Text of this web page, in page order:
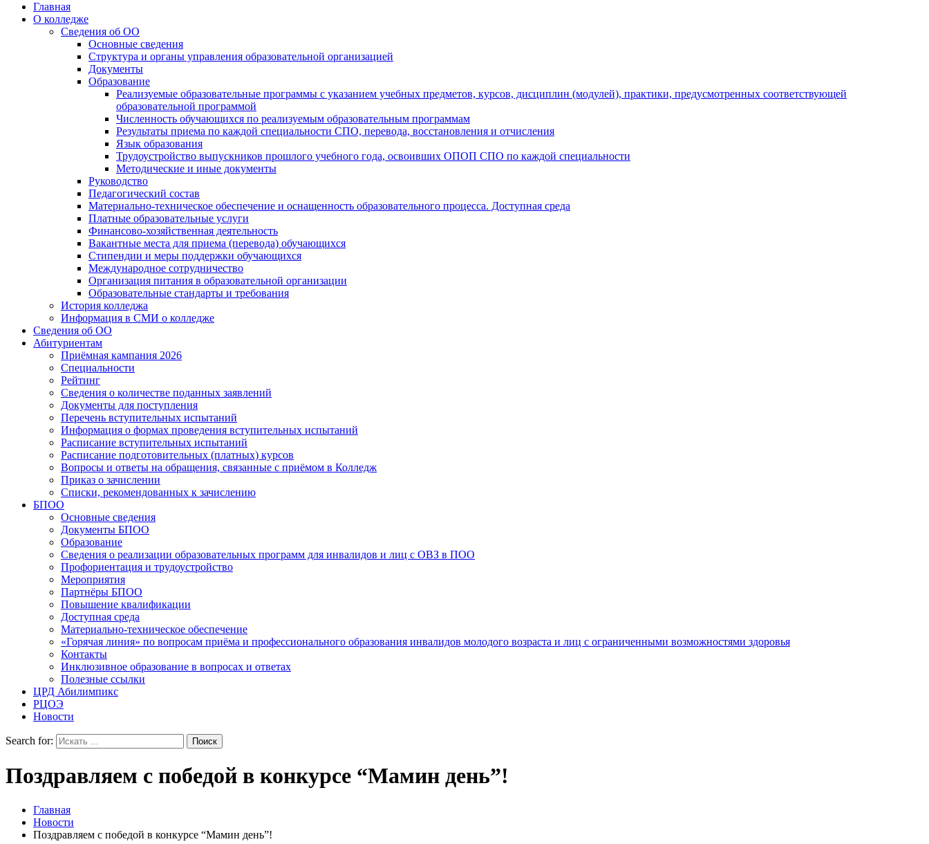
Главная
О колледже
Сведения об ОО
Основные сведения
Структура и органы управления образовательной организацией
Документы
Образование
Реализуемые образовательные программы с указанием учебных предметов, курсов, дисциплин (модулей), практики, предусмотренных соответствующей
образовательной программой
Численность обучающихся по реализуемым образовательным программам
Результаты приема по каждой специальности СПО, перевода, восстановления и отчисления
Язык образования
Трудоустройство выпускников прошлого учебного года, освоивших ОПОП СПО по каждой специальности
Методические и иные документы
Руководство
Педагогический состав
Материально-техническое обеспечение и оснащенность образовательного процесса. Доступная среда
Платные образовательные услуги
Финансово-хозяйственная деятельность
Вакантные места для приема (перевода) обучающихся
Стипендии и меры поддержки обучающихся
Международное сотрудничество
Организация питания в образовательной организации
Образовательные стандарты и требования
История колледжа
Информация в СМИ о колледже
Сведения об ОО
Абитуриентам
Приёмная кампания 2026
Специальности
Рейтинг
Сведения о количестве поданных заявлений
Документы для поступления
Перечень вступительных испытаний
Информация о формах проведения вступительных испытаний
Расписание вступительных испытаний
Расписание подготовительных (платных) курсов
Вопросы и ответы на обращения, связанные с приёмом в Колледж
Приказ о зачислении
Списки, рекомендованных к зачислению
БПОО
Основные сведения
Документы БПОО
Образование
Сведения о реализации образовательных программ для инвалидов и лиц с ОВЗ в ПОО
Профориентация и трудоустройство
Мероприятия
Партнёры БПОО
Повышение квалификации
Доступная среда
Материально-техническое обеспечение
«Горячая линия» по вопросам приёма и профессионального образования инвалидов молодого возраста и лиц с ограниченными возможностями здоровья
Контакты
Инклюзивное образование в вопросах и ответах
Полезные ссылки
ЦРД Абилимпикс
РЦОЭ
Новости
Search for:
Поздравляем с победой в конкурсе “Мамин день”!
Главная
Новости
Поздравляем с победой в конкурсе “Мамин день”!